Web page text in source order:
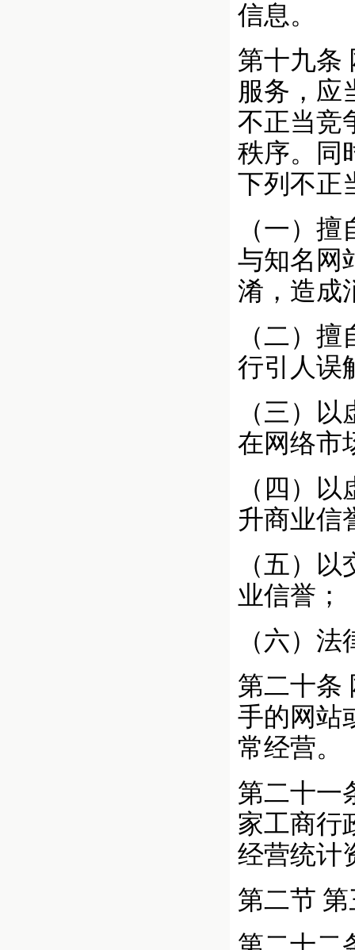
信息。
第十九条
服务，应
不正当竞
秩序。同
下列不正
（一）
与知名网
淆，造成
（二）
行引人误
（三）
在网络市
（四）
升商业信
（五）
业信誉；
（六）
第二十条
手的网站
常经营。
第二十一
家工商行
经营统计
第二节